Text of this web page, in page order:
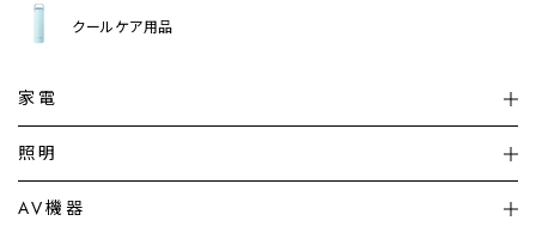
クールケア用品
家電
加湿器・空気清浄機
照明
シーリングライト
AV機器